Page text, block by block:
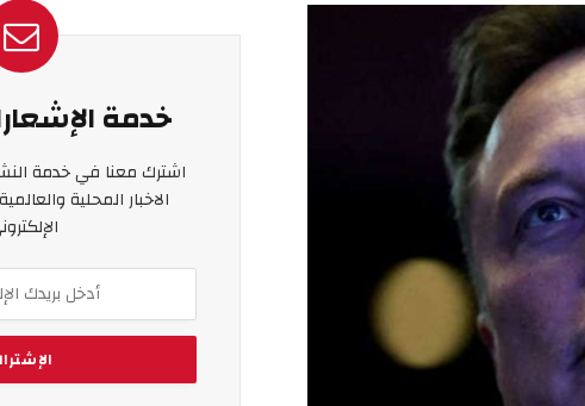
خدمة
اشترك معنا في خدمة
الاخبار المحلية